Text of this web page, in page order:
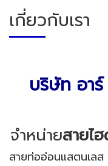
เกี่ยวกับเรา
บริษัท อา
จำหน่ายสายไ
สายท่ออ่อนแสตนเ